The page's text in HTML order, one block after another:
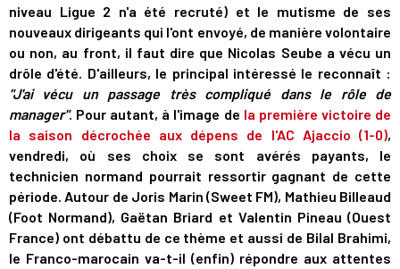
niveau Ligue 2 n'a été recruté) et le mutisme de ses
nouveaux dirigeants qui l'ont envoyé, de manière volontaire
ou non, au front, il faut dire que Nicolas Seube a vécu un
drôle d'été. D'ailleurs, le principal intéressé le reconnaît :
"J'ai vécu un passage très compliqué dans le rôle de
manager". Pour autant, à l'image de la première victoire de
la saison décrochée aux dépens de l'AC Ajaccio (1-0),
vendredi, où ses choix se sont avérés payants, le
technicien normand pourrait ressortir gagnant de cette
période. Autour de Joris Marin (Sweet FM), Mathieu Billeaud
(Foot Normand), Gaëtan Briard et Valentin Pineau (Ouest
France) ont débattu de ce thème et aussi de Bilal Brahimi,
le Franco-marocain va-t-il (enfin) répondre aux attentes